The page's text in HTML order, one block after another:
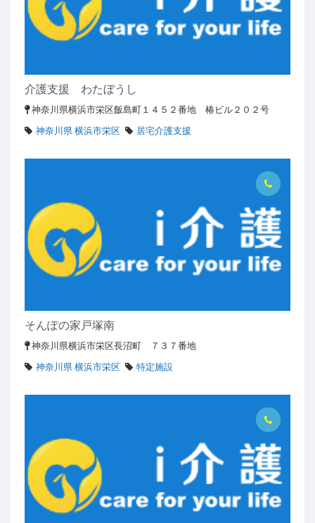
介護支援 わたぼうし
神奈川県横浜市栄区飯島町１４５２番地 椿ビル２０２号
神奈川県 横浜市栄区
居宅介護支援
そんぽの家戸塚南
神奈川県横浜市栄区長沼町 ７３７番地
神奈川県 横浜市栄区
特定施設